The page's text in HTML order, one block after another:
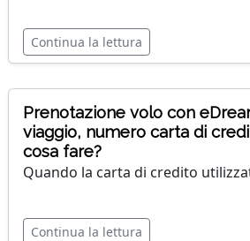
Continua la lettura
Prenotazione volo con
viaggio, numero carta di
cosa fare?
Quando la carta di credito
Continua la lettura